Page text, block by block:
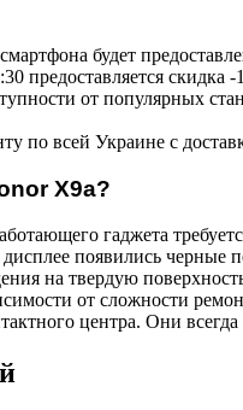
будет
предоставляется скидка
от популярных
по всей Украине с
X9a?
гаджета
появились
на твердую
от сложности
центра. Они